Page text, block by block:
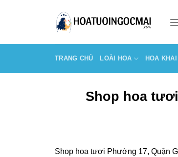
TRANG CHỦ LOÀI HOA HOA
Shop hoa
Shop hoa tươi Phường 17, Quận